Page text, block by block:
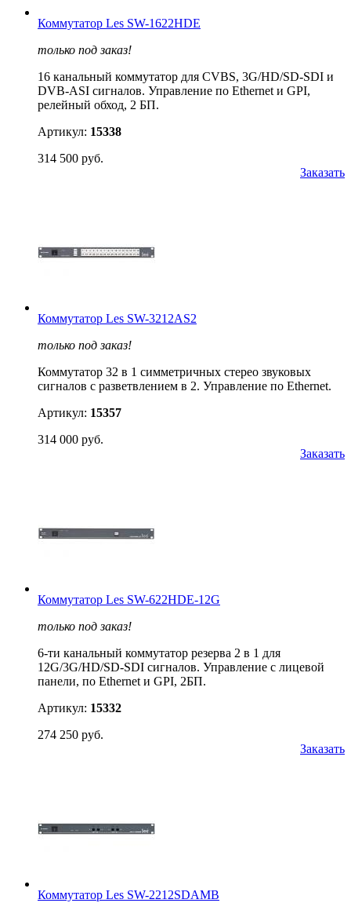
Коммутатор Les SW-1622HDE
только под заказ!
16 канальный коммутатор для CVBS, 3G/HD/SD-SDI и
DVB-ASI сигналов. Управление по Ethernet и GPI,
релейный обход, 2 БП.
Артикул: 15338
314 500 руб.
Заказать
Коммутатор Les SW-3212AS2
только под заказ!
Коммутатор 32 в 1 симметричных стерео звуковых
сигналов с разветвлением в 2. Управление по Ethernet.
Артикул: 15357
314 000 руб.
Заказать
Коммутатор Les SW-622HDE-12G
только под заказ!
6-ти канальный коммутатор резерва 2 в 1 для
12G/3G/HD/SD-SDI сигналов. Управление c лицевой
панели, по Ethernet и GPI, 2БП.
Артикул: 15332
274 250 руб.
Заказать
Коммутатор Les SW-2212SDAMB